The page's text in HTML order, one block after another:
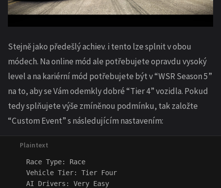
Stejně jako předešlý achiev. i tento lze splnit v obou
módech. Na online mód ale potřebujete opravdu vysoký
level a na kariérní mód potřebujete být v “WSR Season 5”
na to, aby se Vám odemkly dobré “Tier 4” vozidla. Pokud
tedy splňujete výše zmíněnou podmínku, tak založte
“Custom Event” s následujícím nastavením:
    Race Type: Race
    Vehicle Tier: Tier Four
    AI Drivers: Very Easy